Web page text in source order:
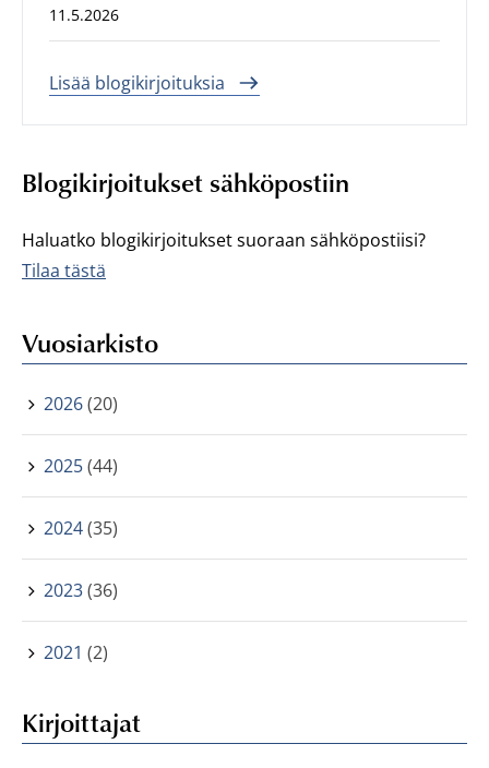
11.5.2026
Lisää blogikirjoituksia
Blogikirjoitukset sähköpostiin
Haluatko blogikirjoitukset suoraan sähköpostiisi?
Tilaa tästä
Vuosiarkisto
2026(20)
2025(44)
2024(35)
2023(36)
2021 (2)
Kirjoittajat